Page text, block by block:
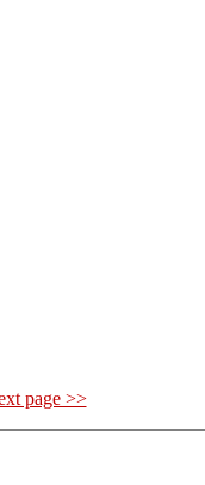
page >>